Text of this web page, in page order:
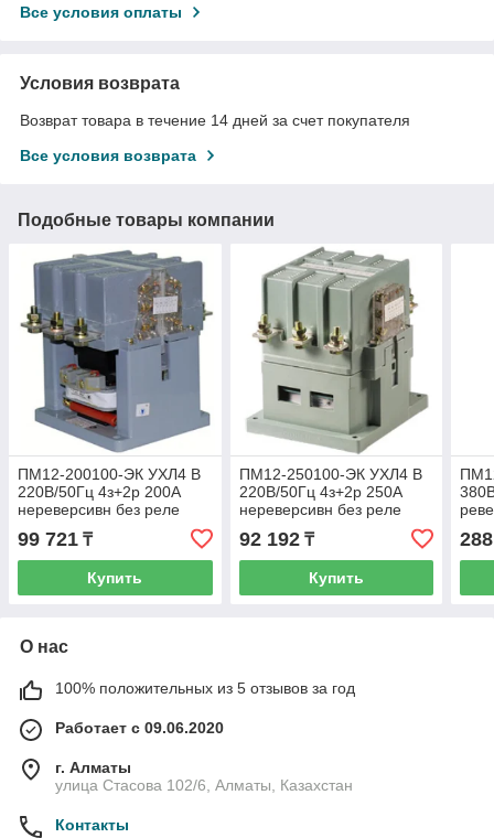
Все условия оплаты
Условия возврата
Возврат товара в течение 14 дней за счет покупателя
Все условия возврата
Подобные товары компании
ПМ12-200100-ЭК УХЛ4 В
220В/50Гц 4з+2р 200А
нереверсивн без реле
IP00 пускатель
электромагнитный (ЭТ)
99 721 ₸
Купить
ПМ12-250100-ЭК УХЛ4 В
220В/50Гц 4з+2р 250А
нереверсивн без реле
IP00 пускатель
электромагнитный (ЭТ)
92 192₸
Купить
О нас
100% положительных из 5 отзывов за год
Работает с 09.06.2020
г. Алматы
улица Стасова 102/6, Алматы, Казахстан
Контакты